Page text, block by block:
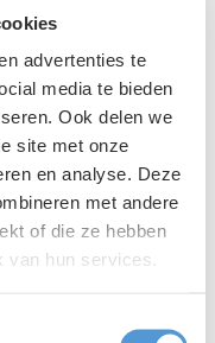
advertenties te
media te bieden
Ook delen we
site met onze
en analyse. Deze
met andere
of die ze hebben
hun services.